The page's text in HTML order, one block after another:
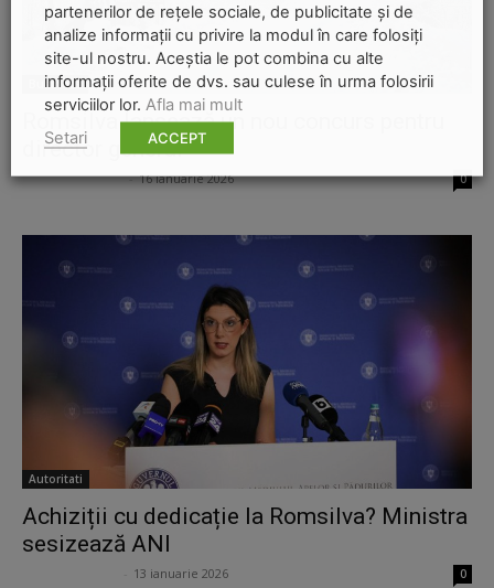
Business
Romsilva lansează un nou concurs pentru
director general
Ion Lucian Petraș - 16 ianuarie 2026 0
Autoritati
Achiziții cu dedicație la Romsilva? Ministra
sesizează ANI
13 ianuarie 2026 0
partenerilor de rețele sociale, de publicitate și de
analize informații cu privire la modul în care folosiți
site-ul nostru. Aceștia le pot combina cu alte
informații oferite de dvs. sau culese în urma folosirii
serviciilor lor. Afla mai mult
Setari
ACCEPT